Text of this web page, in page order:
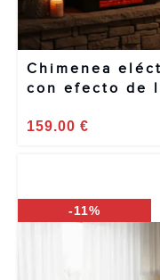
Chimenea
con efecto de
159.00 €
-11%